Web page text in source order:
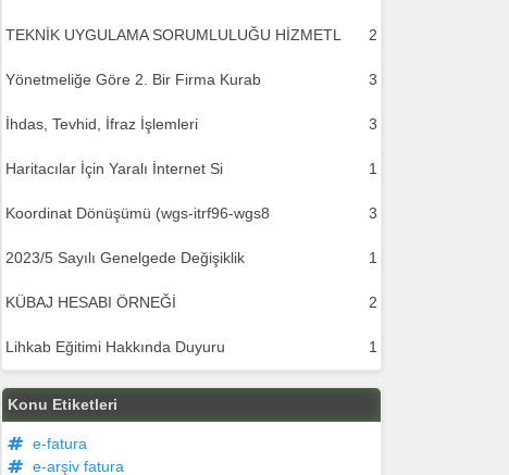
TEKNİK UYGULAMA SORUMLULUĞU HİZMETL 2
Yönetmeliğe Göre 2. Bir Firma Kurab 3
İhdas, Tevhid, İfraz İşlemleri 3
Haritacılar İçin Yaralı İnternet Si 1
Koordinat Dönüşümü (wgs-itrf96-wgs8 3
2023/5 Sayılı Genelgede Değişiklik 1
KÜBAJ HESABI ÖRNEĞİ 2
Lihkab Eğitimi Hakkında Duyuru 1
Konu Etiketleri
e-fatura
e-arşiv fatura